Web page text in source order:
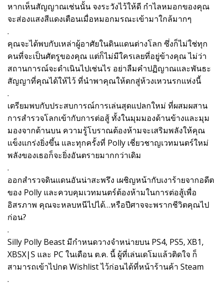
หากเห็นสัญญาณเช่นนั้น จงระวังไว้ให้ดี กำไลหมอกของคุณ
จะส่องแสงสีแดงเตือนเมื่อหมอกมรณะเข้ามาใกล้มากๆ
.
คุณจะได้พบกับเหล่าผู้อาศัยในดินแดนต่างโลก ซึ่งก็ไม่ใช่ทุก
คนที่จะเป็นศัตรูของคุณ แต่ก็ไม่มีใครเลยที่อยู่ข้างคุณ ไม่ว่า
สถานการณ์จะดำเนินไปเช่นไร อย่าลืมคำปฏิญาณและพันธะ
สัญญาที่คุณได้ให้ไว้ ที่นำพาคุณให้ตกสู่ห้วงเหวนรกแห่งนี้
.
เตรียมพบกับประสบการณ์การเล่นสุดแปลกใหม่ ที่ผสมผสาน
การสำรวจโลกเข้ากับการต่อสู้ ทั้งในมุมมองด้านข้างและมุม
มองจากด้านบน ความรู้โบราณต้องห้ามจะเสริมพลังให้คุณ
แข็งแกร่งยิ่งขึ้น และทุกครั้งที่ Polly เชี่ยวชาญเวทมนตร์ใหม่
พลังของเธอก็จะยิ่งอันตรายมากกว่าเดิม
.
ออกสำรวจดินแดนอันน่าสะพรึง เผชิญหน้ากับเงาร้ายจากอดีต
ของ Polly และควบคุมเวทมนตร์ต้องห้ามในการต่อสู้เพื่อ
อิสรภาพ คุณจะหลบหนีไปได้…หรือปีศาจจะพรากชีวิตคุณไป
ก่อน?
.
Silly Polly Beast มีกำหนดวางจำหน่ายบน PS4, PS5, XB1,
XBSX|S และ PC ในเดือน ต.ค. นี้ ผู้ที่เล่นเดโมแล้วติดใจ ก็
สามารถเข้าไปกด Wishlist ไว้ก่อนได้ที่หน้าร้านค้า Steam
.